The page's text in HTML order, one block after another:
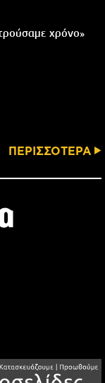
χρόνο»
ΠΕΡΙΣΣΟΤΕΡΑ